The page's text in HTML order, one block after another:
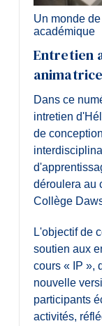
Un monde
académique
Entretien
Dans ce
intretien
de
déroulera au
Collège
L'objectif de
soutien aux
cours « IP »,
nouvelle
participants
activités,